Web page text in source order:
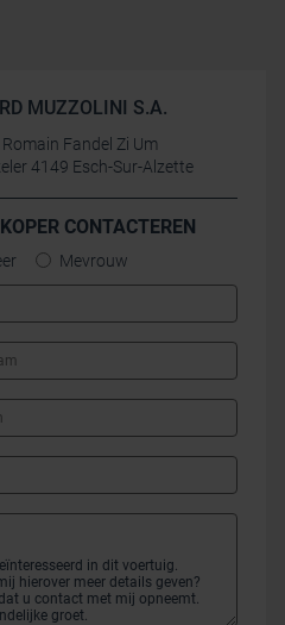
MUZZOLINI S.A.
Romain Fandel Zi Um
4149 Esch-Sur-Alzette
CONTACTEREN
Mevrouw